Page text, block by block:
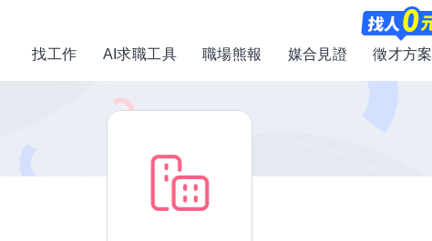
找工作 AI求職工具 職場熊報 媒合見證 徵才方案